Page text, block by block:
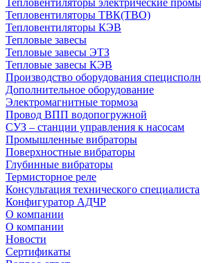
Тепловентиляторы электрические
Тепловентиляторы ТВК(ТВО)
Тепловентиляторы КЭВ
Тепловые завесы
Тепловые завесы ЭТЗ
Тепловые завесы КЭВ
Производство оборудования
Дополнительное оборудование
Электромагнитные тормоза
Провод ВПП водопогружной
СУЗ – станции управления к насосам
Промышленные вибраторы
Поверхностные вибраторы
Глубинные вибраторы
Термисторное реле
Консультация технического специалиста
Конфигуратор АДЧР
О компании
О компании
Новости
Сертификаты